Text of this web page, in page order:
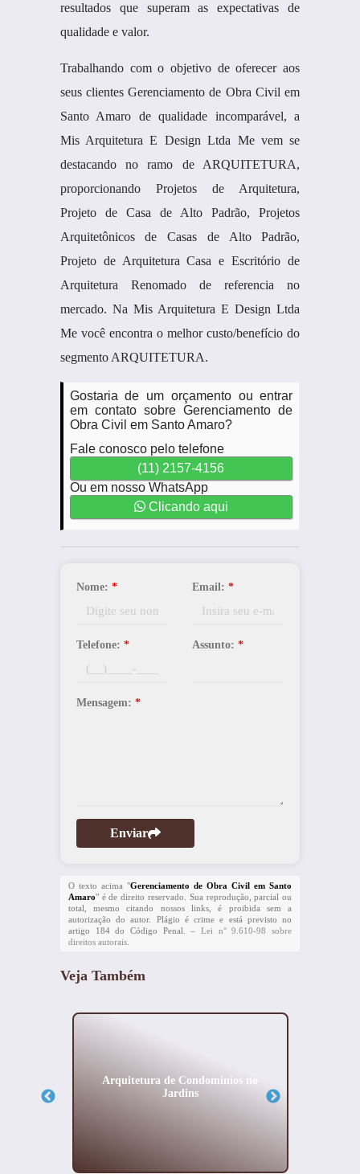
resultados que superam as expectativas de
qualidade e valor.
Trabalhando com o objetivo de oferecer aos
seus clientes Gerenciamento de Obra Civil em
Santo Amaro de qualidade incomparável, a
Mis Arquitetura E Design Ltda Me vem se
destacando no ramo de ARQUITETURA,
proporcionando Projetos de Arquitetura,
Projeto de Casa de Alto Padrão, Projetos
Arquitetônicos de Casas de Alto Padrão,
Projeto de Arquitetura Casa e Escritório de
Arquitetura Renomado de referencia no
mercado. Na Mis Arquitetura E Design Ltda
Me você encontra o melhor custo/benefício do
segmento ARQUITETURA.
Gostaria de um orçamento ou entrar
em contato sobre Gerenciamento de
Obra Civil em Santo Amaro?
Fale conosco pelo telefone
(11) 2157-4156
Ou em nosso WhatsApp
Clicando aqui
Nome: * Email: *
Telefone: * Assunto: *
Mensagem: *
Enviar
O texto acima "Gerenciamento de Obra Civil em Santo
Amaro" é de direito reservado. Sua reprodução, parcial ou
total, mesmo citando nossos links, é proibida sem a
autorização do autor. Plágio é crime e está previsto no
artigo 184 do Código Penal. –Lei n° 9.610-98 sobre
direitos autorais.
Veja Também
Arquitetura de Condominios no
Jardins